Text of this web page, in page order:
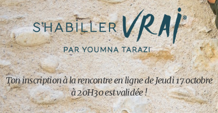
Ton inscription à la rencontre en ligne de Jeudi 17 octobre
à 20H30 est validée !